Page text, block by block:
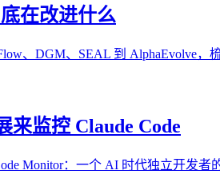
在改进什么
、DGM、SEAL 到 AlphaEvolve，
来监控 Claude Code
Monitor：一个 AI 时代独立开发者